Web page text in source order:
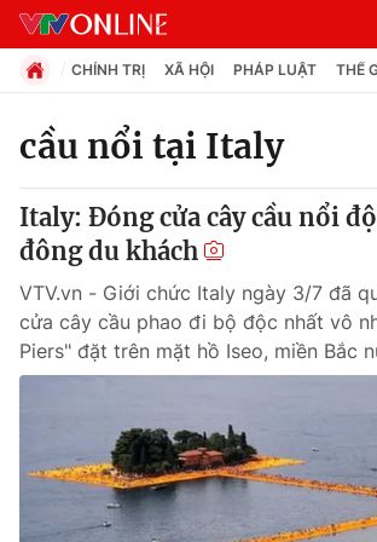
Chuyên mục
Chính trị
Xã hội
Pháp luật
Thế giới
CHÍNH TRỊ XÃ HỘI PHÁP LUẬT THẾ
cầu nổi tại Italy
Italy: Đóng cửa cây cầu nổi
đông du khách
VTV.vn - Giới chức Italy ngày 3/7 đã
cửa cây cầu phao đi bộ độc nhất vô
Piers" đặt trên mặt hồ Iseo, miền Bắc